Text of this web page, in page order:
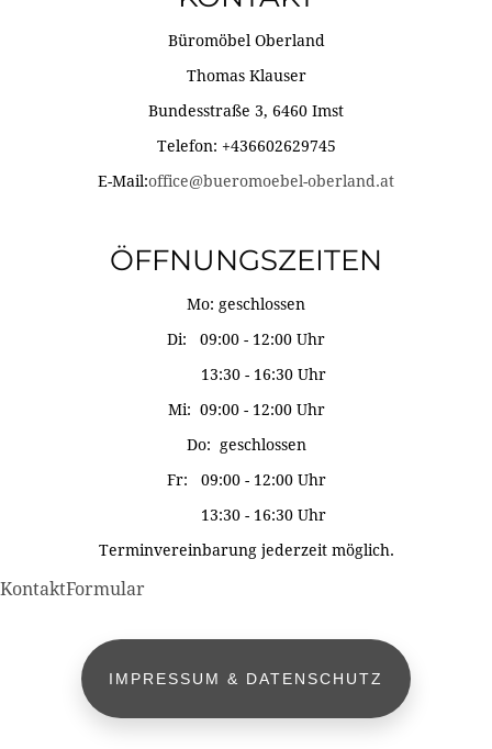
Büromöbel Oberland
Thomas Klauser
Bundesstraße 3, 6460 Imst
Telefon: +436602629745
E-Mail:office@bueromoebel-oberland.at
ÖFFNUNGSZEITEN
Mo: geschlossen
Di: 09:00 - 12:00 Uhr
13:30 - 16:30 Uhr
Mi: 09:00 - 12:00 Uhr
Do: geschlossen
Fr: 09:00 - 12:00 Uhr
13:30 - 16:30 Uhr
Terminvereinbarung jederzeit möglich.
KontaktFormular
IMPRESSUM & DATENSCHUTZ